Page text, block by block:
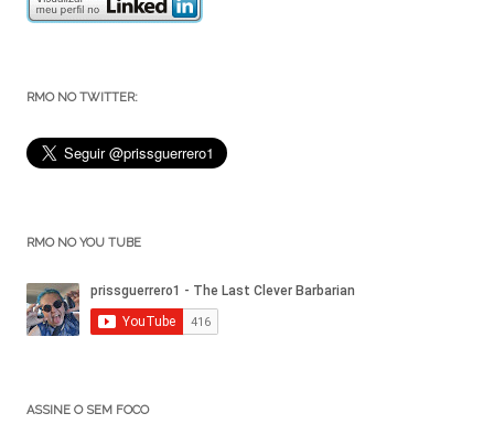
RMO NO TWITTER:
RMO NO YOU TUBE
ASSINE O SEM FOCO